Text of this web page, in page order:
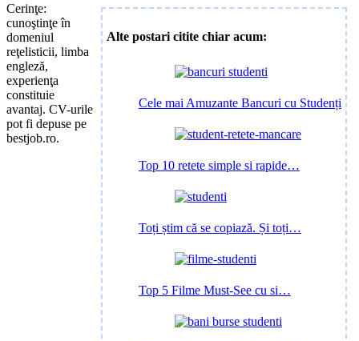
Alte postari citite chiar acum:
Cele mai Amuzante Bancuri cu Studenți
Top 10 retete simple si rapide…
Toți știm că se copiază. Și toți…
Top 5 Filme Must-See cu si…
Cerinţe:
cunoştinţe în
domeniul
reţelisticii, limba
engleză,
experienţa
constituie
avantaj. CV-urile
pot fi depuse pe
bestjob.ro.